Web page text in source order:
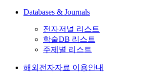
Databases & Journals
전자저널 리스트
학술DB 리스트
주제별 리스트
해외전자자료 이용안내